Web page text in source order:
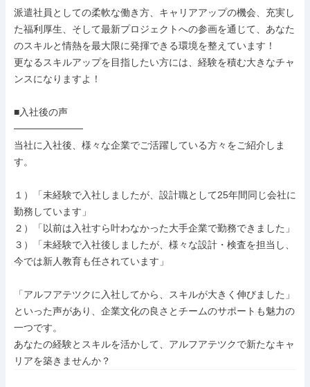
派遣社員としての柔軟な働き方、キャリアアップの機会、充実し
た福利厚生、そして最新プロジェクトへの参画を通じて、あなた
のスキルと情熱を最大限に発揮できる環境を整えています！
更なるスキルアップを目指したい方には、経験を積む大きなチャ
ンスになりますよ！
■入社後の声
──────────
当社に入社後、様々な企業でご活躍している方々をご紹介しま
す。
１）「未経験で入社しましたが、設計職として25年間同じ会社に
勤務しています」
２）「以前は入社すら叶わなかった大手企業で勤務できました」
３）「未経験で入社後しましたが、様々な設計・検査を担当し、
今では新人教育も任されています」
「アルフアテツクに入社してから、スキルが大きく伸びました」
といった声があり、企業文化の良さとチームのサポートも魅力の
一つです。
あなたの経験とスキルを活かして、アルフアテツクで新たなキャ
リアを築きませんか？